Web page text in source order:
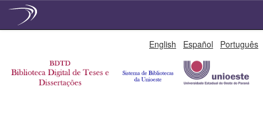
English Español Português